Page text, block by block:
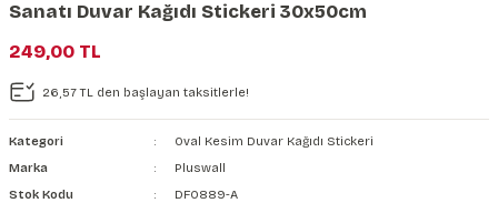
Taş Desenli Duvar Kağıdı
Duvar Kanvası
Sanatı Duvar Kağıdı Stickeri 30x50cm
249,00 TL
26,57 TL den başlayan taksitlerle!
Kategori
Oval Kesim Duvar Kağıdı Stickeri
Marka
Pluswall
Stok Kodu
DF0889-A